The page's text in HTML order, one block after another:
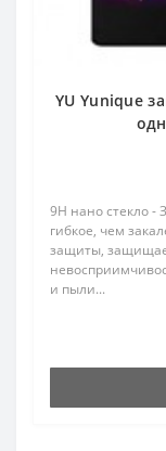
YU Yunique
9H нано стекло -
гибкое, чем
защиты,
и пыли...